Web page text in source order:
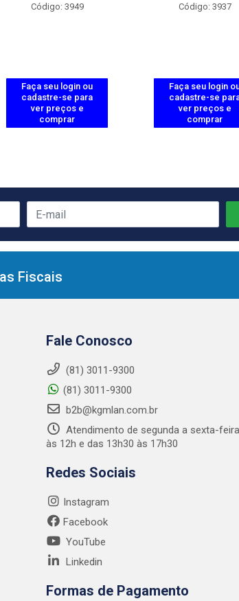
Código: 3949
Faça seu login ou
cadastre-se para
ver preços e
comprar
Código: 3937
Faça seu login
cadastre-se
ver preços e
comprar
Fiscais
Fale Conosco
(81) 3011-9300
(81) 3011-9300
b2b@kgmlan.com.br
Atendimento de segunda a sexta-
às 12h e das 13h30 às 17h30
Redes Sociais
Instagram
Facebook
YouTube
Linkedin
Formas de Pagamento